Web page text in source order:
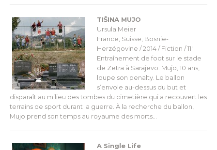
TIŠINA MUJO
Ursula Meier
France, Suisse, Bosnie-
Herzégovine / 2014 / Fiction / 11′
Entraînement de foot sur le stade
de Zetra à Sarajevo. Mujo, 10 ans,
loupe son penalty. Le ballon
s’envole au-dessus du but et
disparaît au milieu des tombes du cimetière qui a recouvert les
terrains de sport durant la guerre. À la recherche du ballon,
Mujo prend son temps au royaume des morts…
A Single Life